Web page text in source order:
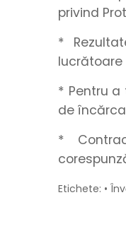
privind
*
* Pentru
de
*
Etichete: •